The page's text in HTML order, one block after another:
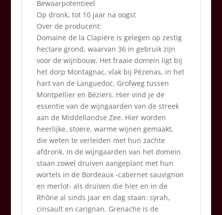
Bewaarpotentieel
Op dronk, tot 10 jaar na oogst
Over de producent:
Domaine de la Clapière is gelegen op zestig
hectare grond, waarvan 36 in gebruik zijn
voor de wijnbouw. Het fraaie domein ligt bij
het dorp Montagnac, vlak bij Pézenas, in het
hart van de Languedoc. Grofweg tussen
Montpellier en Béziers. Hier vind je de
essentie van de wijngaarden van de streek
aan de Middellandse Zee. Hier worden
heerlijke, stoere, warme wijnen gemaakt,
die weten te verleiden met hun zachte
afdronk. In de wijngaarden van het domein
staan zowel druiven aangeplant met hun
wortels in de Bordeaux -cabernet sauvignon
en merlot- als druiven die hier en in de
Rhône al sinds jaar en dag staan: syrah,
cinsault en carignan. Grenache is de